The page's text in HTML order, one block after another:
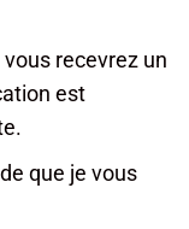
recevrez un
est
que je vous